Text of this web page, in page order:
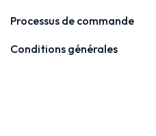
Processus de commande
Conditions générales